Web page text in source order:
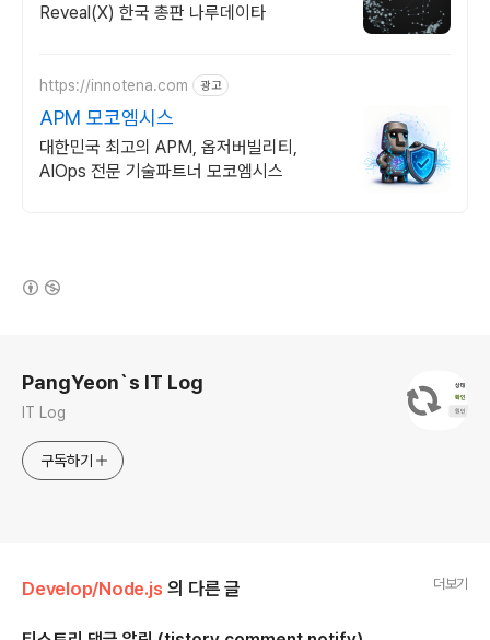
Reveal(X) 한국 총판 나루데이타
https://innotena.com 광고
APM 모코엠시스
대한민국 최고의 APM, 옵저버빌리티,
AIOps 전문 기술파트너 모코엠시스
PangYeon`s IT Log
IT Log
구독하기
Develop/Node.js 의 다른 글 더보기